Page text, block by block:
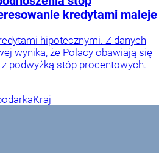
kredytami maleje
hipotecznymi. Z danych
wynika, że Polacy obawiają się
podwyżką stóp procentowych.
Kraj